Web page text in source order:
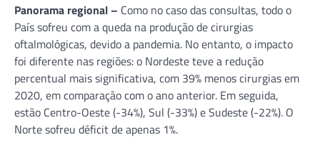
Panorama regional – Como no caso das consultas, todo o
País sofreu com a queda na produção de cirurgias
oftalmológicas, devido a pandemia. No entanto, o impacto
foi diferente nas regiões: o Nordeste teve a redução
percentual mais significativa, com 39% menos cirurgias em
2020, em comparação com o ano anterior. Em seguida,
estão Centro-Oeste (-34%), Sul (-33%) e Sudeste (-22%). O
Norte sofreu déficit de apenas 1%.